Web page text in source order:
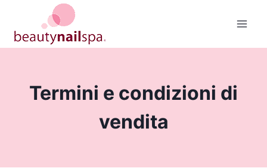
contenuto
Termini e condizioni di
vendita